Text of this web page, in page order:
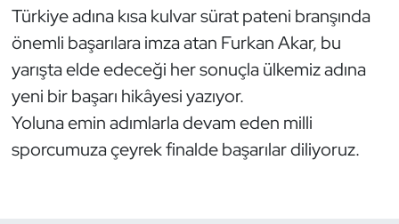
Türkiye adına kısa kulvar sürat pateni branşında
önemli başarılara imza atan Furkan Akar, bu
yarışta elde edeceği her sonuçla ülkemiz adına
yeni bir başarı hikâyesi yazıyor.
Yoluna emin adımlarla devam eden milli
sporcumuza çeyrek finalde başarılar diliyoruz.
Modern Pentatlon
Motor Sporları
Muay Thai
Okçuluk